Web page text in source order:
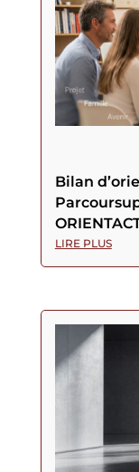
Bilan
LIRE PLUS